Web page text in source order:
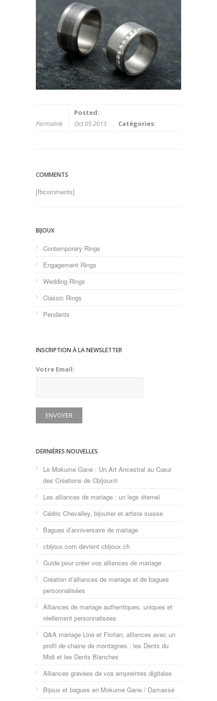
Permalink
Posted:
Oct 05 2013
Catégories:
COMMENTS
[fbcomments]
BIJOUX
Contemporary Rings
Engagement Rings
Wedding Rings
Classic Rings
Pendants
INSCRIPTION À LA NEWSLETTER
Votre Email:
DERNIÈRES NOUVELLES
Le Mokume Gane : Un Art Ancestral au Cœur
des Créations de Cbijoux®
Les alliances de mariage : un legs éternel
Cédric Chevalley, bijoutier et artiste suisse
Bagues d’anniversaire de mariage
cbijoux.com devient cbijoux.ch
Guide pour créer vos alliances de mariage
Création d’alliances de mariage et de bagues
personnalisées
Alliances de mariage authentiques, uniques et
réellement personnalisées
Q&A mariage Line et Florian, alliances avec un
profil de chaine de montagnes : les Dents du
Midi et les Dents Blanches
Alliances gravées de vos empreintes digitales
Bijoux et bagues en Mokume Gane / Damassé